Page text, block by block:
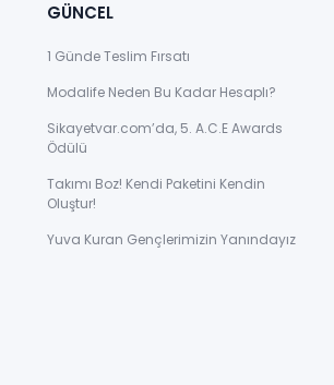
GÜNCEL
1 Günde Teslim Fırsatı
Modalife Neden Bu Kadar Hesaplı?
Sikayetvar.com’da, 5. A.C.E Awards
Ödülü
Takımı Boz! Kendi Paketini Kendin
Oluştur!
Yuva Kuran Gençlerimizin Yanındayız